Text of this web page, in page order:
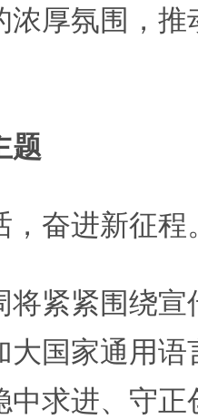
浓厚氛围，
题
奋进新征程
紧紧围绕宣
大国家通用
中求进、守